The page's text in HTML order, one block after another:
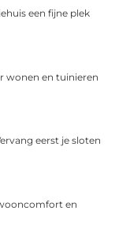
een fijne plek
wonen en tuinieren
eerst je sloten
en